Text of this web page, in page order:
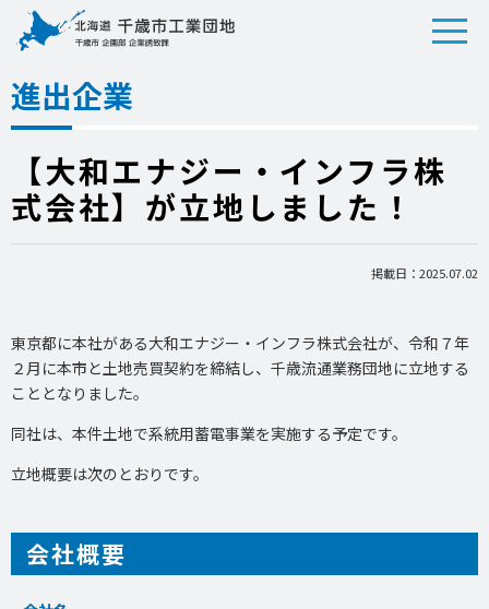
進出企業
【大和エナジー・インフラ株
式会社】が立地しました！
掲載日：2025.07.02
東京都に本社がある大和エナジー・インフラ株式会社が、令和７年
２月に本市と土地売買契約を締結し、千歳流通業務団地に立地する
こととなりました。
同社は、本件土地で系統用蓄電事業を実施する予定です。
立地概要は次のとおりです。
会社概要